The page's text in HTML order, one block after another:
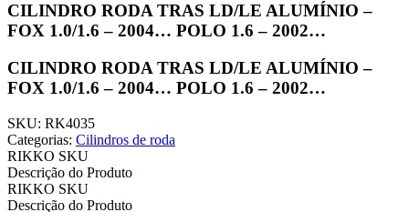
CILINDRO RODA TRAS LD/LE ALUMÍNIO –
FOX 1.0/1.6 – 2004… POLO 1.6 – 2002…
CILINDRO RODA TRAS LD/LE ALUMÍNIO –
FOX 1.0/1.6 – 2004… POLO 1.6 – 2002…
SKU: RK4035
Categorias: Cilindros de roda
RIKKO SKU
Descrição do Produto
RIKKO SKU
Descrição do Produto